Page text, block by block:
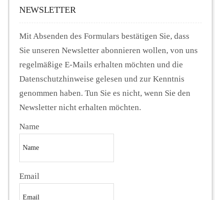
NEWSLETTER
Mit Absenden des Formulars bestätigen Sie, dass
Sie unseren Newsletter abonnieren wollen, von uns
regelmäßige E-Mails erhalten möchten und die
Datenschutzhinweise gelesen und zur Kenntnis
genommen haben. Tun Sie es nicht, wenn Sie den
Newsletter nicht erhalten möchten.
Name
Email